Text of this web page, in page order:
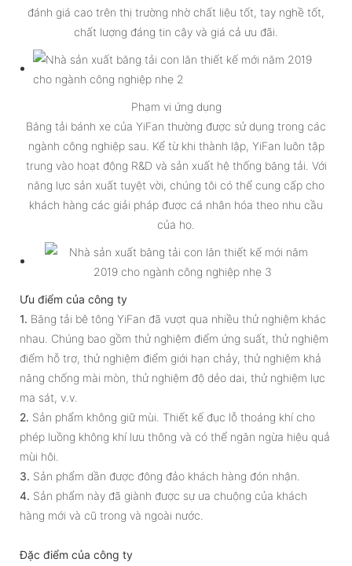
đánh giá cao trên thị trường nhờ chất liệu tốt, tay nghề tốt,
chất lượng đáng tin cậy và giá cả ưu đãi.
Phạm vi ứng dụng
Băng tải bánh xe của YiFan thường được sử dụng trong các
ngành công nghiệp sau. Kể từ khi thành lập, YiFan luôn tập
trung vào hoạt động R&D và sản xuất hệ thống băng tải. Với
năng lực sản xuất tuyệt vời, chúng tôi có thể cung cấp cho
khách hàng các giải pháp được cá nhân hóa theo nhu cầu
của họ.
Ưu điểm của công ty
1. Băng tải bê tông YiFan đã vượt qua nhiều thử nghiệm khác
nhau. Chúng bao gồm thử nghiệm điểm ứng suất, thử nghiệm
điểm hỗ trợ, thử nghiệm điểm giới hạn chảy, thử nghiệm khả
năng chống mài mòn, thử nghiệm độ dẻo dai, thử nghiệm lực
ma sát, v.v.
2. Sản phẩm không giữ mùi. Thiết kế đục lỗ thoáng khí cho
phép luồng không khí lưu thông và có thể ngăn ngừa hiệu quả
mùi hôi.
3. Sản phẩm dần được đông đảo khách hàng đón nhận.
4. Sản phẩm này đã giành được sự ưa chuộng của khách
hàng mới và cũ trong và ngoài nước.
Đặc điểm của công ty